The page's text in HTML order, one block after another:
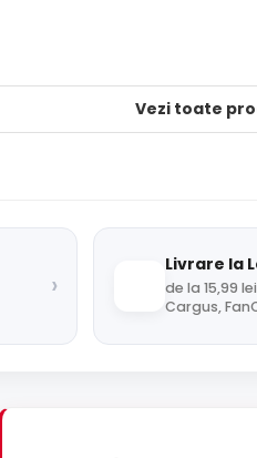
Vezi toate
›
Livrare la
de la 15,99
Cargus,